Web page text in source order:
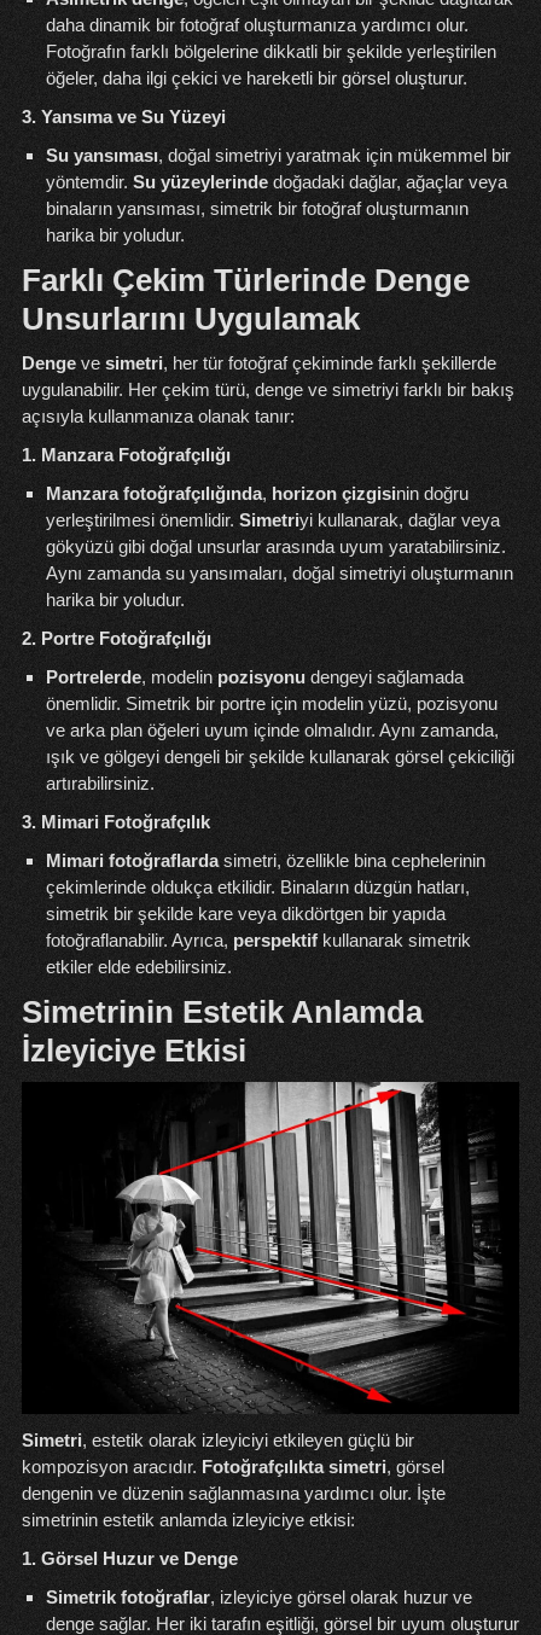
daha dinamik bir fotoğraf oluşturmanıza yardımcı olur.
Fotoğrafın farklı bölgelerine dikkatli bir şekilde yerleştirilen
öğeler, daha ilgi çekici ve hareketli bir görsel oluşturur.
3. Yansıma ve Su Yüzeyi
Su yansıması, doğal simetriyi yaratmak için mükemmel bir
yöntemdir. Su yüzeylerindedoğadaki dağlar, ağaçlar veya
binaların yansıması, simetrik bir fotoğraf oluşturmanın
harika bir yoludur.
Farklı Çekim Türlerinde Denge
Unsurlarını Uygulamak
Dengeve simetri, her tür fotoğraf çekiminde farklı şekillerde
uygulanabilir. Her çekim türü, denge ve simetriyi farklı bir bakış
açısıyla kullanmanıza olanak tanır:
1. Manzara Fotoğrafçılığı
Manzara fotoğrafçılığında, horizon çizgisinin doğru
yerleştirilmesi önemlidir. Simetriyi kullanarak, dağlar veya
gökyüzü gibi doğal unsurlar arasında uyum yaratabilirsiniz.
Aynı zamanda su yansımaları, doğal simetriyi oluşturmanın
harika bir yoludur.
2. Portre Fotoğrafçılığı
Portrelerde, modelin pozisyonudengeyi sağlamada
önemlidir. Simetrik bir portre için modelin yüzü, pozisyonu
ve arka plan öğeleri uyum içinde olmalıdır. Aynı zamanda,
ışık ve gölgeyi dengeli bir şekilde kullanarak görsel çekiciliği
artırabilirsiniz.
3. Mimari Fotoğrafçılık
Mimari fotoğraflardasimetri, özellikle bina cephelerinin
çekimlerinde oldukça etkilidir. Binaların düzgün hatları,
simetrik bir şekilde kare veya dikdörtgen bir yapıda
fotoğraflanabilir. Ayrıca, perspektifkullanarak simetrik
etkiler elde edebilirsiniz.
Simetrinin Estetik Anlamda
İzleyiciye Etkisi
Simetri, estetik olarak izleyiciyi etkileyen güçlü bir
kompozisyon aracıdır. Fotoğrafçılıkta simetri, görsel
dengenin ve düzenin sağlanmasına yardımcı olur. İşte
simetrinin estetik anlamda izleyiciye etkisi:
1. Görsel Huzur ve Denge
Simetrik fotoğraflar, izleyiciye görsel olarak huzur ve
denge sağlar. Her iki tarafın eşitliği, görsel bir uyum oluşturur